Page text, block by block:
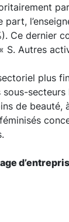
part,
Ce dernier
S. Autres
plus
de beauté,